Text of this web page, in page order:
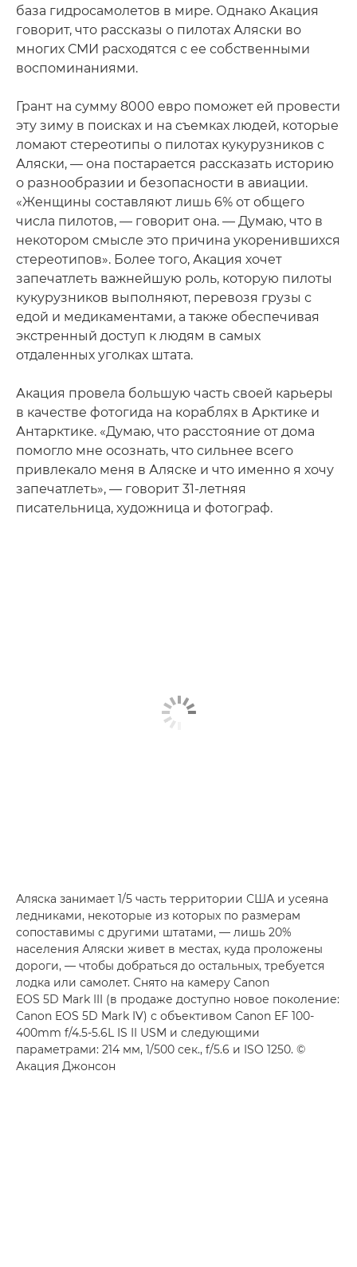
база гидросамолетов в мире. Однако Акация
говорит, что рассказы о пилотах Аляски во
многих СМИ расходятся с ее собственными
воспоминаниями.
Грант на сумму 8000 евро поможет ей провести
эту зиму в поисках и на съемках людей, которые
ломают стереотипы о пилотах кукурузников с
Аляски, — она постарается рассказать историю
о разнообразии и безопасности в авиации.
«Женщины составляют лишь 6% от общего
числа пилотов, — говорит она. — Думаю, что в
некотором смысле это причина укоренившихся
стереотипов». Более того, Акация хочет
запечатлеть важнейшую роль, которую пилоты
кукурузников выполняют, перевозя грузы с
едой и медикаментами, а также обеспечивая
экстренный доступ к людям в самых
отдаленных уголках штата.
Акация провела большую часть своей карьеры
в качестве фотогида на кораблях в Арктике и
Антарктике. «Думаю, что расстояние от дома
помогло мне осознать, что сильнее всего
привлекало меня в Аляске и что именно я хочу
запечатлеть», — говорит 31-летняя
писательница, художница и фотограф.
Аляска занимает 1/5 часть территории США и усеяна
ледниками, некоторые из которых по размерам
сопоставимы с другими штатами, — лишь 20%
населения Аляски живет в местах, куда проложены
дороги, — чтобы добраться до остальных, требуется
лодка или самолет. Снято на камеру Canon
EOS 5D Mark III (в продаже доступно новое поколение:
Canon EOS 5D Mark IV) с объективом Canon EF 100-
400mm f/4.5-5.6L IS II USM и следующими
параметрами: 214 мм, 1/500 сек., f/5.6 и ISO 1250. ©
Акация Джонсон